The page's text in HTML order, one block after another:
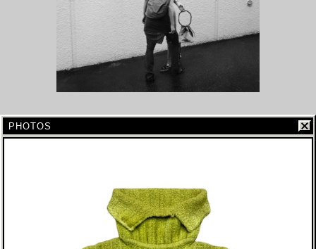
PHOTOS